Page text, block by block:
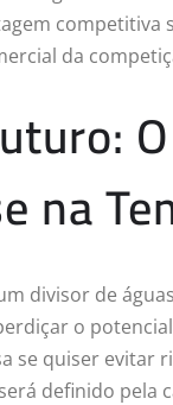
competitiva
da
na
divisor de
o
se quiser evitar
definido pela